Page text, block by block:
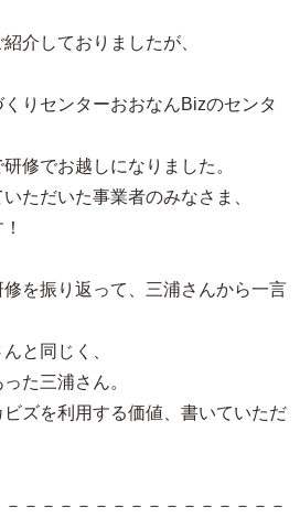
介しておりましたが、
りセンターおおなんBizのセンタ
修でお越しになりました。
ただいた事業者のみなさま、
を振り返って、三浦さんから一言
と同じく、
た三浦さん。
ズを利用する価値、書いていただ
－－－－－－－－－－－－－－－